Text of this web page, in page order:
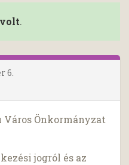
.
6.
Önkormányzat
jogról és az